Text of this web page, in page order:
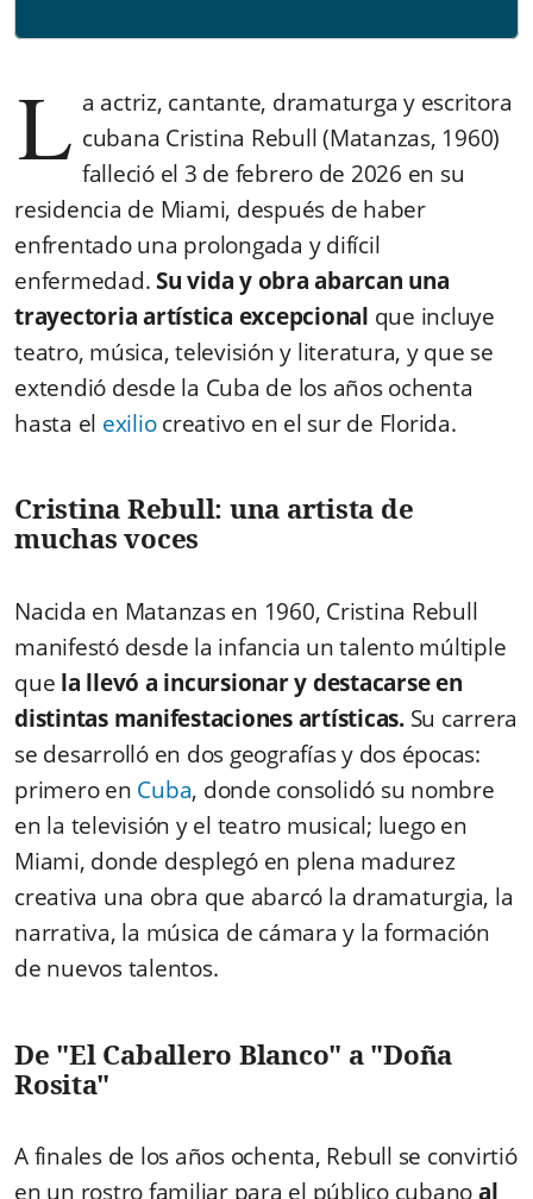
L a actriz, cantante, dramaturga y escritora
cubana Cristina Rebull (Matanzas, 1960)
falleció el 3 de febrero de 2026 en su
residencia de Miami, después de haber
enfrentado una prolongada y difícil
enfermedad.Su vida y obra abarcan una
trayectoria artística excepcional que incluye
teatro, música, televisión y literatura, y que se
extendió desde la Cuba de los años ochenta
hasta el exiliocreativo en el sur de Florida.
Cristina Rebull: una artista de
muchas voces
Nacida en Matanzas en 1960, Cristina Rebull
manifestó desde la infancia un talento múltiple
que la llevó a incursionar y destacarse en
distintas manifestaciones artísticas.Su carrera
se desarrolló en dos geografías y dos épocas:
primero en Cuba, donde consolidó su nombre
en la televisión y el teatro musical; luego en
Miami, donde desplegó en plena madurez
creativa una obra que abarcó la dramaturgia, la
narrativa, la música de cámara y la formación
de nuevos talentos.
De "El Caballero Blanco" a "Doña
Rosita"
A finales de los años ochenta, Rebull se convirtió
en un rostro familiar para el público cubanoal